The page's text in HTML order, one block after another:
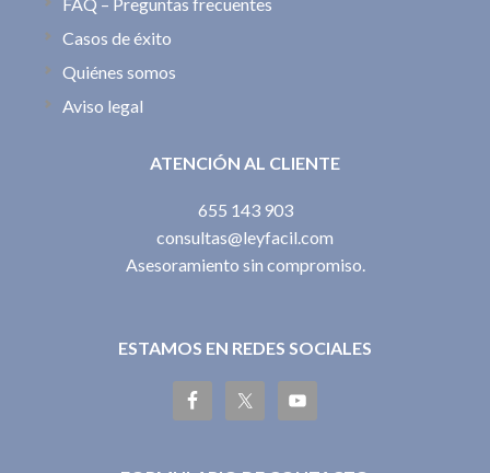
Casos de éxito
Quiénes somos
Aviso legal
ATENCIÓN AL CLIENTE
655 143 903
consultas@leyfacil.com
Asesoramiento sin compromiso.
ESTAMOS EN REDES SOCIALES